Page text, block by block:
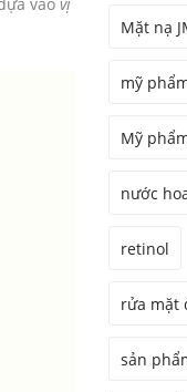
Mặt nạ
mỹ
Mỹ
nước
retinol
rửa mặt
sản